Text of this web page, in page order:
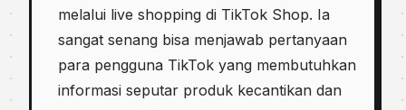
melalui live shopping di TikTok Shop. Ia
sangat senang bisa menjawab pertanyaan
para pengguna TikTok yang membutuhkan
informasi seputar produk kecantikan dan